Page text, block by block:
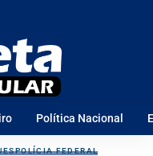
Política Nacional
POLÍCIA FEDERAL